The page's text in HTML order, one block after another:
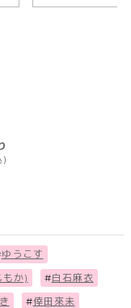
)
ゆうこす
もか) #白石麻衣
#倖田來未